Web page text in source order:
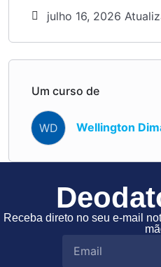
julho 16, 2026
Um curso de
WD Wellington
Receba direto no seu e-mail